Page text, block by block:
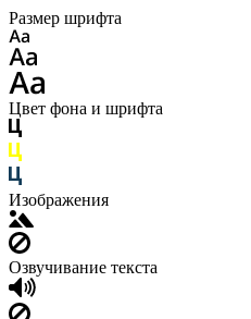
Размер шрифта
Цвет фона и шрифта
Изображения
Озвучивание текста